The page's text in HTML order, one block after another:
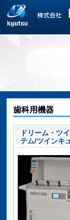
歯科用機器
ドリーム・ツ
テム/ツインキ